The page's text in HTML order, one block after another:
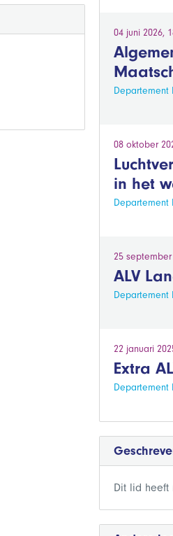
04 juni 2026,
Departement
08 oktober
in het
Departement
25 september
ALV
Departement
22 januari
Extra
Departement
Dit lid heeft